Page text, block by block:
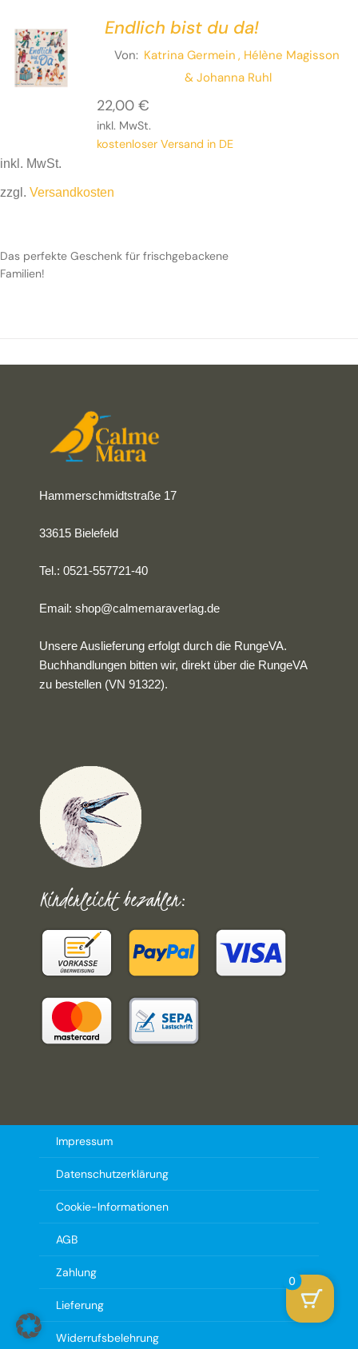
Endlich bist du da!
Von: Katrina Germein , Hélène Magisson
& Johanna Ruhl
22,00 €
inkl. MwSt.
kostenloser Versand in DE
inkl. MwSt.
zzgl. Versandkosten
Das perfekte Geschenk für frischgebackene
Familien!
Hammerschmidtstraße 17
33615 Bielefeld
Tel.: 0521-557721-40
Email:shop@calmemaraverlag.de
Unsere Auslieferung erfolgt durch die RungeVA.
Buchhandlungen bitten wir, direkt über die RungeVA
zu bestellen (VN 91322).
Kinderleicht bezahlen:
Impressum
Datenschutzerklärung
Cookie-Informationen
AGB
Zahlung
Lieferung
Widerrufsbelehrung
0